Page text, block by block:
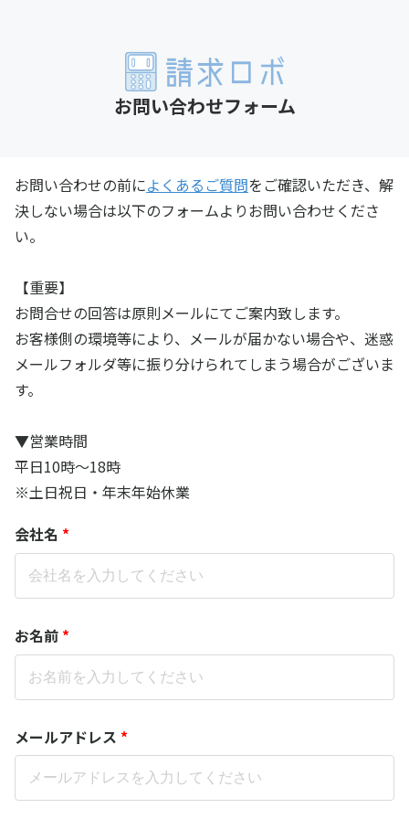
お問い合わせフォーム
お問い合わせの前によくあるご質問をご確認いただき、解
決しない場合は以下のフォームよりお問い合わせくださ
い。
【重要】
お問合せの回答は原則メールにてご案内致します。
お客様側の環境等により、メールが届かない場合や、迷惑
メールフォルダ等に振り分けられてしまう場合がございま
す。
▼営業時間
平日10時～18時
※土日祝日・年末年始休業
会社名 *
お名前 *
メールアドレス *